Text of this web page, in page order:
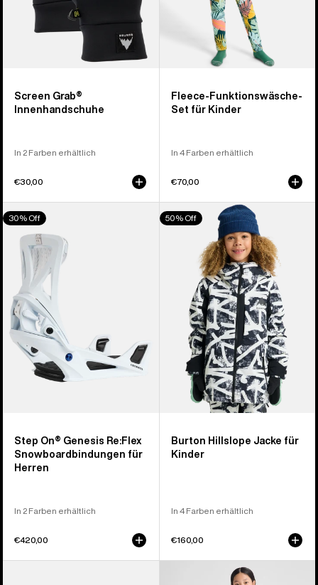
Screen Grab®
Innenhandschuhe
In 2 Farben erhältlich
€30,00
Fleece-Funktionswäsche-
Set für Kinder
In 4 Farben erhältlich
€70,00
Burton
Step
Genesis
Re:Flex
Snowboardbindung
für
Herren
30% Off
Step On® Genesis Re:Flex
Snowboardbindungen für
Herren
In 2 Farben erhältlich
€420,00
Burton
Hillslope
50% Off
Burton Hillslope Jacke für
Kinder
In 4 Farben erhältlich
€160,00